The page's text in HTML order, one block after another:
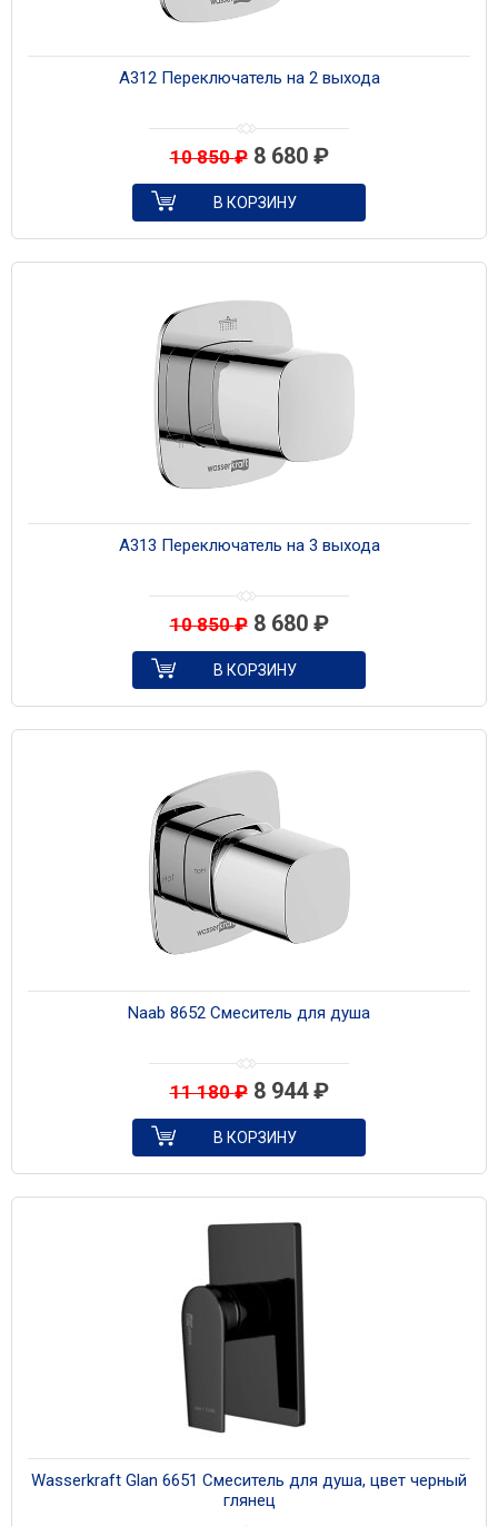
A312 Переключатель на 2 выхода
10 850₽ 8 680 ₽
В КОРЗИНУ
A313 Переключатель на 3 выхода
10 850₽ 8 680 ₽
В КОРЗИНУ
Naab 8652 Смеситель для душа
11 180₽ 8 944₽
В КОРЗИНУ
Wasserkraft Glan 6651 Смеситель для душа, цвет черный
глянец